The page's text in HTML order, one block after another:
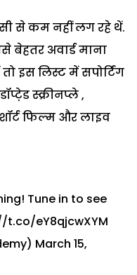
से कम नहीं लग रहे थें.
बेहतर अवार्ड माना
इस लिस्ट में सपोर्टिंग
स्क्रीनप्ले ,
फिल्म और लाइव
Tune in to see
eY8qjcwXYM
March 15,